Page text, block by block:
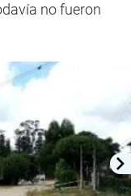
no fueron